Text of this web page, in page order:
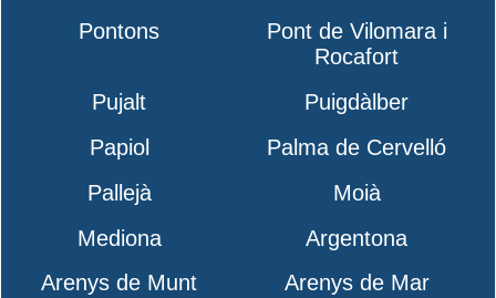
Pontons
Pont de Vilomara i
Rocafort
Pujalt
Puigdàlber
Papiol
Palma de Cervelló
Pallejà
Moià
Mediona
Argentona
Arenys de Munt
Arenys de Mar